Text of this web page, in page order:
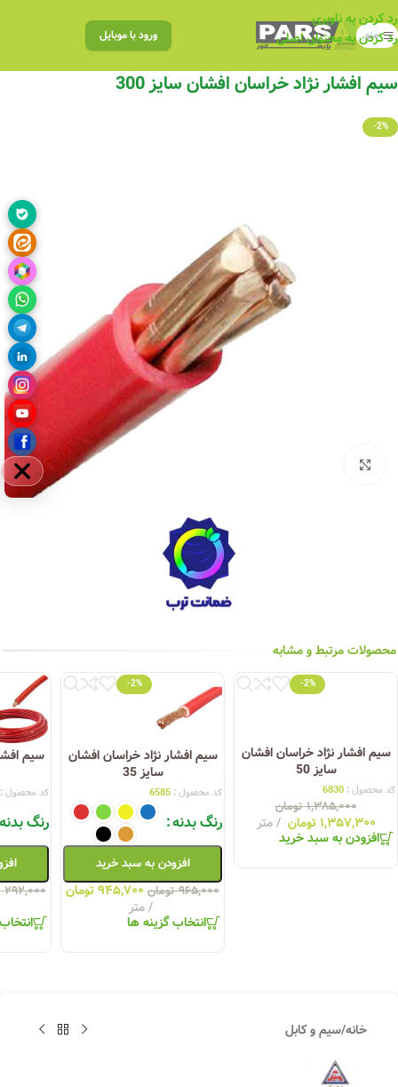
رد کردن به ناوبری
رد کردن به محتوای اصلی
منو ورود با موبایل
سیم افشار نژاد خراسان افشان سایز 300
-2%
محصولات مرتبط و مشابه
-2%
سیم افشار نژاد خراسان افشان
سایز 35
کد محصول :
رنگ بدنه
تومان
-2%
سیم افشار نژاد خراسان افشان
سایز 10
کد محصول :
رنگ بدنه
افزودن به سبد خرید
۲۹۲,۰۰۰ تومان ۲۸۶,۲۰۰
تومان
انتخاب گزینه ها
خانه/سیم و کابل